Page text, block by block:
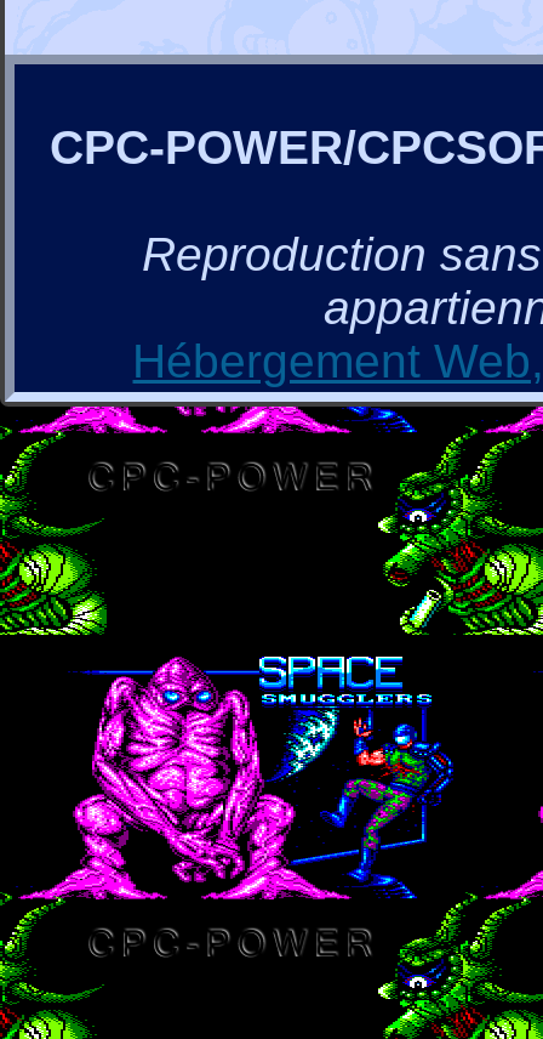
CPC-POWER/
Reproduction
Hébergement